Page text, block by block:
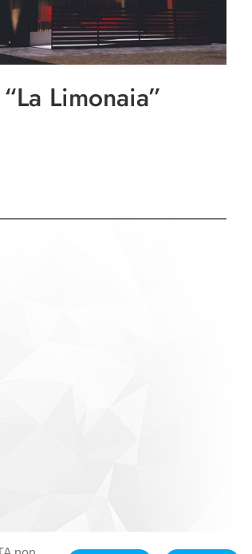
Limonaia”